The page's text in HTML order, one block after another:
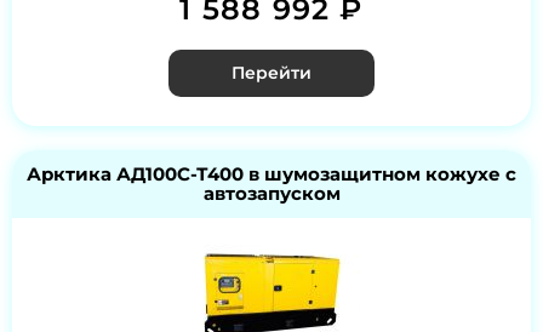
1 588 992 ₽
Перейти
Арктика АД100С-Т400 в шумозащитном кожухе с
автозапуском